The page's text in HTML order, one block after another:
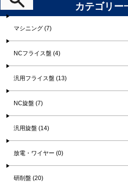
カテゴリー
マシニング (7)
NCフライス盤 (4)
汎用フライス盤 (13)
NC旋盤 (7)
汎用旋盤 (14)
放電・ワイヤー (0)
研削盤 (20)